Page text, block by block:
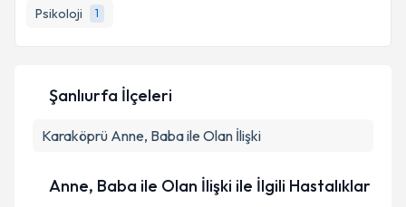
Psikoloji
1
E-posta Adresiniz
Metni'ni okudum ve kişisel verilerimin belirtilen
Şanlıurfa İlçeleri
Karaköprü Anne, Baba ile Olan İlişki
Anne, Baba ile Olan İlişki ile İlgili Hastalıklar